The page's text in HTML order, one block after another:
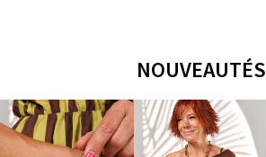
NOUVEAUTÉS